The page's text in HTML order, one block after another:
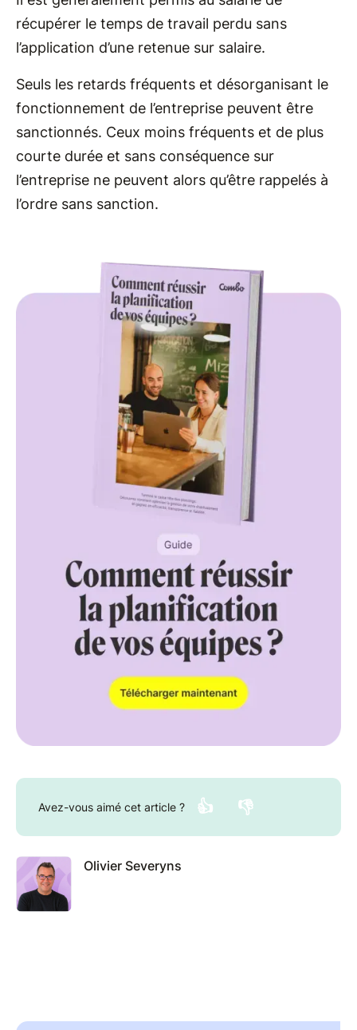
récupérer le temps de travail perdu sans
l’application d’une retenue sur salaire.
Seuls les retards fréquents et désorganisant le
fonctionnement de l’entreprise peuvent être
sanctionnés. Ceux moins fréquents et de plus
courte durée et sans conséquence sur
l’entreprise ne peuvent alors qu’être rappelés à
l’ordre sans sanction.
Avez-vous aimé cet article ? 👍 👎
Olivier Severyns